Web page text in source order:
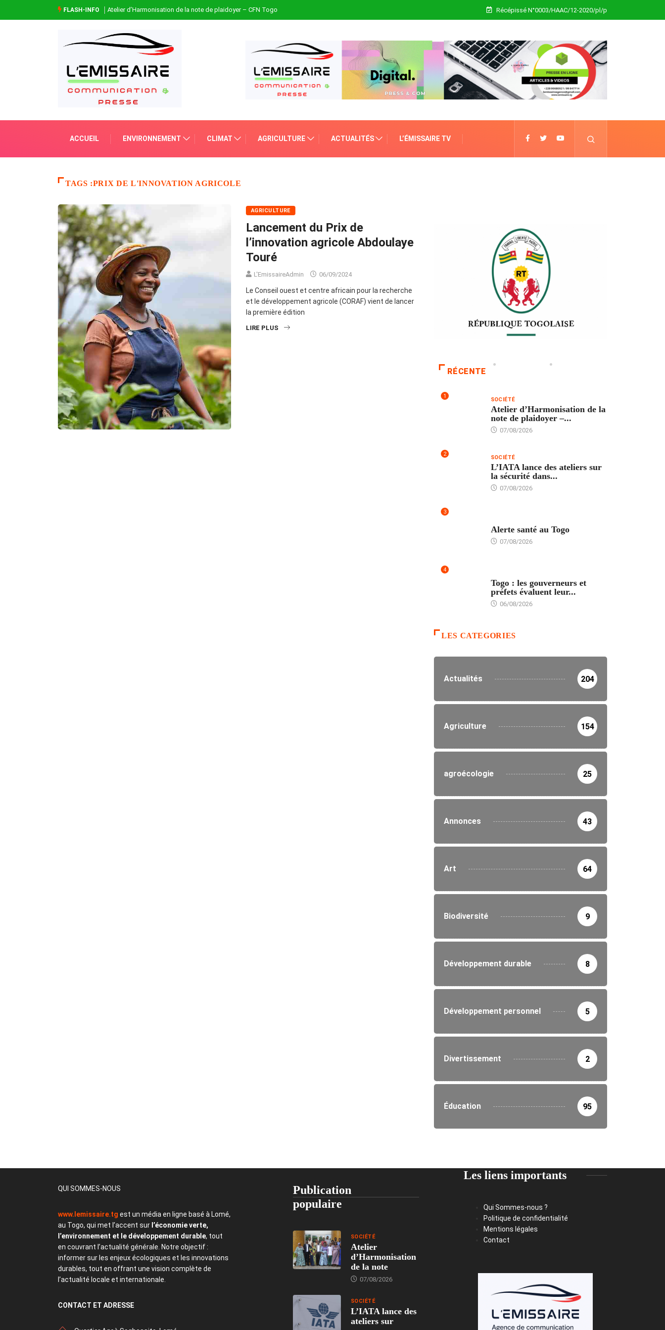
FLASH-INFO Atelier d’Harmonisation de la note de plaidoyer – CFN Togo Récépissé N°0003/HAAC/12-2020/pl/p
ACCUEIL ENVIRONNEMENT CLIMAT AGRICULTURE ACTUALITÉS L’ÉMISSAIRE TV
TAGS :PRIX DE L'INNOVATION AGRICOLE
AGRICULTURE
Lancement du Prix de
l’innovation agricole Abdoulaye
Touré
L'EmissaireAdmin 06/09/2024
Le Conseil ouest et centre africain pour la recherche
et le développement agricole (CORAF) vient de lancer
la première édition
LIRE PLUS
RÉCENTE
1 SOCIÉTÉ
Atelier d’Harmonisation de la
note de plaidoyer –...
07/08/2026
2 SOCIÉTÉ
L’IATA lance des ateliers sur
la sécurité dans...
07/08/2026
3
Alerte santé au Togo
07/08/2026
4
Togo : les gouverneurs et
préfets évaluent leur...
06/08/2026
LES CATEGORIES
Actualités 204
Agriculture 154
agroécologie 25
Annonces 43
Art 64
Biodiversité 9
Développement durable 8
Développement personnel 5
Divertissement 2
Éducation 95
QUI SOMMES-NOUS
www.lemissaire.tg est un média en ligne basé à Lomé,
au Togo, qui met l’accent sur l’économie verte,
l’environnement et le développement durable, tout
en couvrant l’actualité générale. Notre objectif :
informer sur les enjeux écologiques et les innovations
durables, tout en offrant une vision complète de
l’actualité locale et internationale.
CONTACT ET ADRESSE
Publication
populaire
SOCIÉTÉ
Atelier
d’Harmonisation
de la note
07/08/2026
SOCIÉTÉ
L’IATA lance des
ateliers sur
Les liens importants
Qui Sommes-nous ?
Politique de confidentialité
Mentions légales
Contact